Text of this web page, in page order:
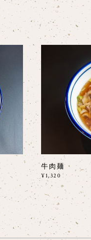
牛肉麺
¥1,320